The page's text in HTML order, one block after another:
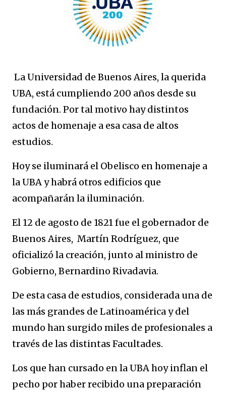
La Universidad de Buenos Aires, la querida
UBA, está cumpliendo 200 años desde su
fundación. Por tal motivo hay distintos
actos de homenaje a esa casa de altos
estudios.
Hoy se iluminará el Obelisco en homenaje a
la UBA y habrá otros edificios que
acompañarán la iluminación.
El 12 de agosto de 1821 fue el gobernador de
Buenos Aires, Martín Rodríguez, que
oficializó la creación, junto al ministro de
Gobierno, Bernardino Rivadavia.
De esta casa de estudios, considerada una de
las más grandes de Latinoamérica y del
mundo han surgido miles de profesionales a
través de las distintas Facultades.
Los que han cursado en la UBA hoy inflan el
pecho por haber recibido una preparación